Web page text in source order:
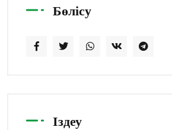
Бөлісу
Іздеу